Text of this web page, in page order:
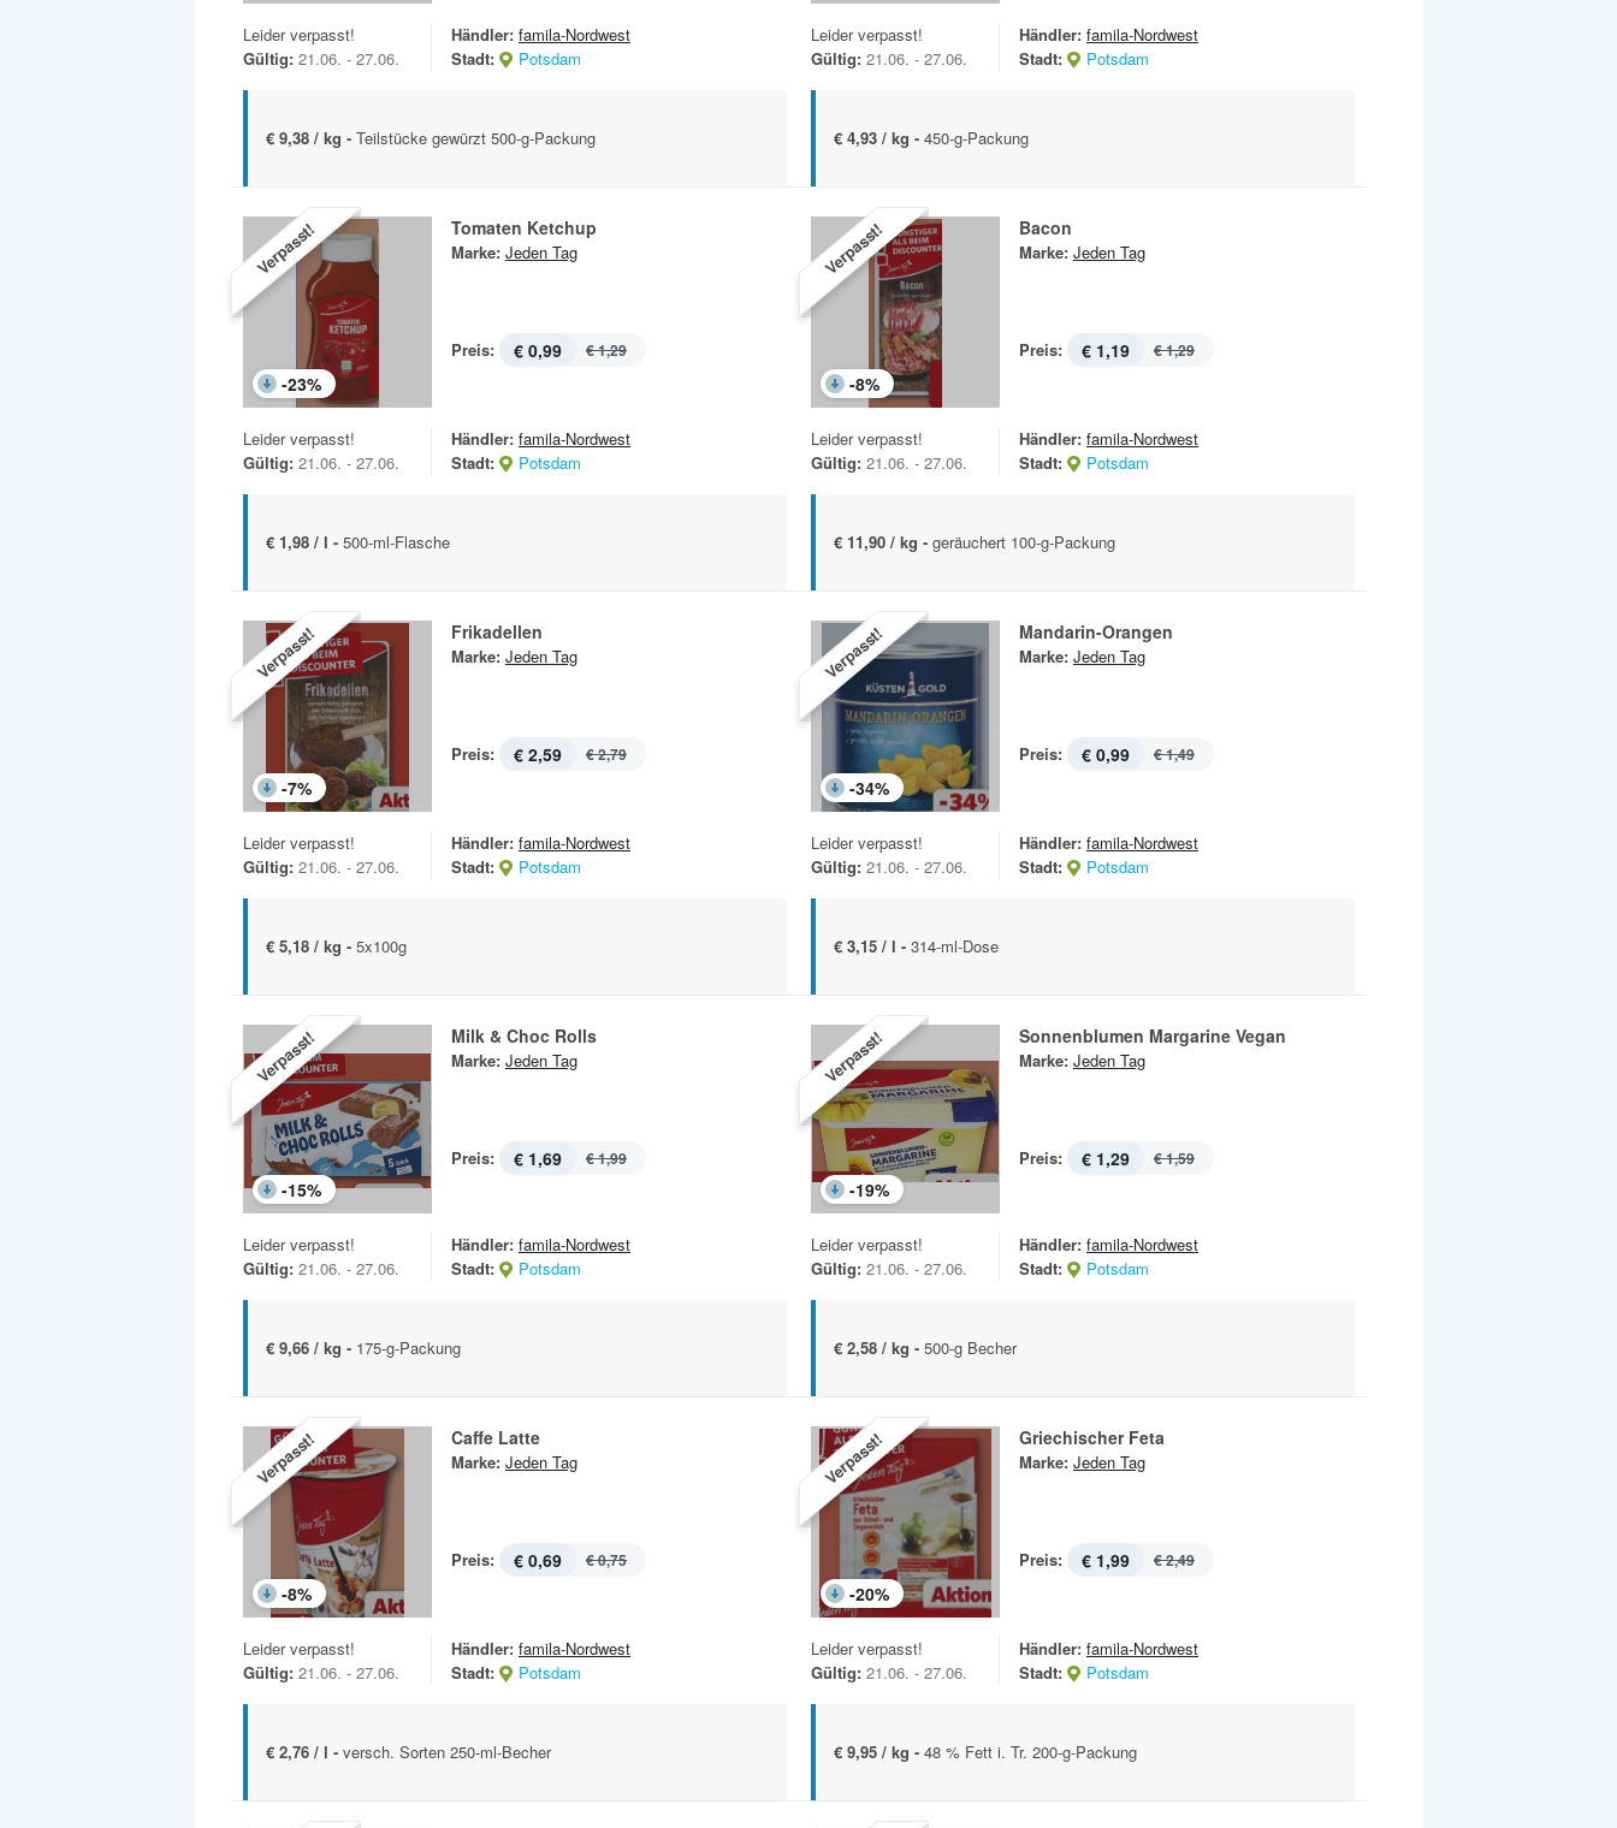
Leider verpasst!
Gültig: 21.06. - 27.06.
Händler: famila-Nordwest
Stadt:
Potsdam
€ 9,38 / kg - Teilstücke gewürzt 500-g-Packung
Leider verpasst!
Gültig: 21.06. - 27.06.
Händler: famila-Nordwest
Stadt:
Potsdam
€ 4,93 / kg - 450-g-Packung
Verpasst!
-23%
Tomaten Ketchup
Marke: Jeden Tag
Preis: € 0,99 € 1,29
Leider verpasst!
Gültig: 21.06. - 27.06.
Händler: famila-Nordwest
Stadt:
Potsdam
€ 1,98 / l - 500-ml-Flasche
Verpasst!
-8%
Bacon
Marke: Jeden Tag
Preis: € 1,19 € 1,29
Leider verpasst!
Gültig: 21.06. - 27.06.
Händler: famila-Nordwest
Stadt:
Potsdam
€ 11,90 / kg - geräuchert 100-g-Packung
Verpasst!
-7%
Frikadellen
Marke: Jeden Tag
Preis: € 2,59 € 2,79
Leider verpasst!
Gültig: 21.06. - 27.06.
Händler: famila-Nordwest
Stadt:
Potsdam
€ 5,18 / kg - 5x100g
Verpasst!
-34%
Mandarin-Orangen
Marke: Jeden Tag
Preis: € 0,99 € 1,49
Leider verpasst!
Gültig: 21.06. - 27.06.
Händler: famila-Nordwest
Stadt:
Potsdam
€ 3,15 / l - 314-ml-Dose
Verpasst!
-15%
Milk & Choc Rolls
Marke: Jeden Tag
Preis: € 1,69 € 1,99
Leider verpasst!
Gültig: 21.06. - 27.06.
Händler: famila-Nordwest
Stadt:
Potsdam
€ 9,66 / kg - 175-g-Packung
Verpasst!
-19%
Sonnenblumen Margarine Vegan
Marke: Jeden Tag
Preis: € 1,29 € 1,59
Leider verpasst!
Gültig: 21.06. - 27.06.
Händler: famila-Nordwest
Stadt:
Potsdam
€ 2,58 / kg - 500-g Becher
Verpasst!
-8%
Caffe Latte
Marke: Jeden Tag
Preis: € 0,69 € 0,75
Leider verpasst!
Gültig: 21.06. - 27.06.
Händler: famila-Nordwest
Stadt:
Potsdam
€ 2,76 / l - versch. Sorten 250-ml-Becher
Verpasst!
-20%
Griechischer Feta
Marke: Jeden Tag
Preis: € 1,99 € 2,49
Leider verpasst!
Gültig: 21.06. - 27.06.
Händler: famila-Nordwest
Stadt:
Potsdam
€ 9,95 / kg - 48 % Fett i. Tr. 200-g-Packung